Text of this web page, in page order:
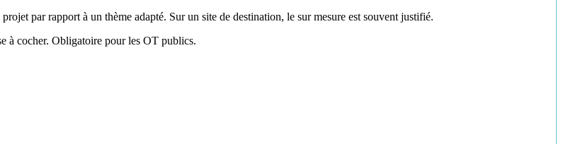
par rapport à un thème adapté. Sur un site de destination, le sur mesure est souvent justifié.
à cocher. Obligatoire pour les OT publics.